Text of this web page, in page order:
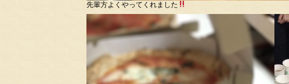
先輩方よくやってくれました